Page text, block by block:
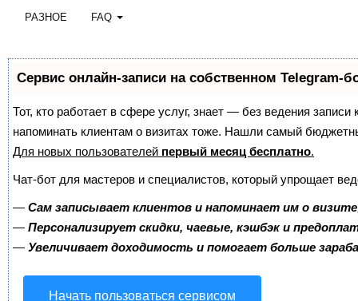
РАЗНОЕ FAQ
Сервис онлайн-записи на собственном Telegram-
Тот, кто работает в сфере услуг, знает — без ведения
напоминать клиентам о визитах тоже. Нашли самый
Для новых пользователей первый месяц бесплатно.
Чат-бот для мастеров и специалистов, который упрощает
— Сам записывает клиентов и напоминает им о
— Персонализирует скидки, чаевые, кэшбэк и
— Увеличивает доходимость и помогает больше
Начать пользоваться сервисом